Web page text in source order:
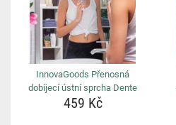
InnovaGoods Přenosná
dobíjecí ústní sprcha Dente
459 Kč